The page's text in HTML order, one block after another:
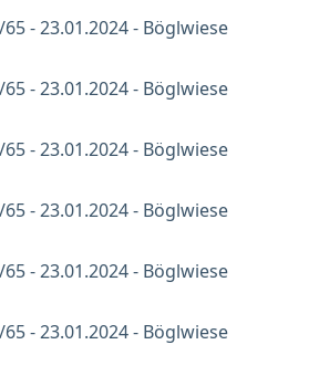
- 23.01.2024 - Böglwiese
- 23.01.2024 - Böglwiese
- 23.01.2024 - Böglwiese
- 23.01.2024 - Böglwiese
- 23.01.2024 - Böglwiese
- 23.01.2024 - Böglwiese